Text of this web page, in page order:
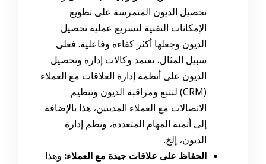
تحصيل الديون المتمرسة على تطويع
الإمكانات التقنية لتسريع عملية تحصيل
الديون وجعلها أكثر كفاءة وفاعلية. فعلى
سبيل المثال، تعتمد وكالات إدارة وتحصيل
الديون على أنظمة إدارة العلاقات مع العملاء
(CRM) لتتبع ومراقبة الديون وتنظيم
الاتصالات مع العملاء المدينين، هذا بالإضافة
إلى أتمتة المهام المتعددة، ونظم إدارة
الديون، إلخ.
الحفاظ على علاقات جيدة مع العملاء: وهذا